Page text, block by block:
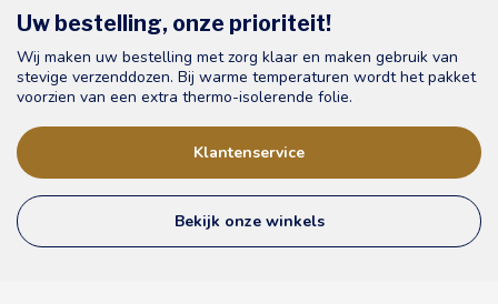
Uw bestelling, onze prioriteit!
Wij maken uw bestelling met zorg klaar en maken gebruik van
stevige verzenddozen. Bij warme temperaturen wordt het pakket
voorzien van een extra thermo-isolerende folie.
Klantenservice
Bekijk onze winkels